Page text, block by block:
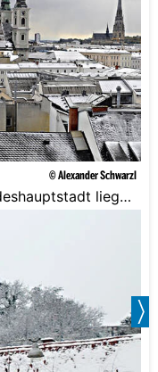
© Alexander Schwarzl
liegt
bei 10%.